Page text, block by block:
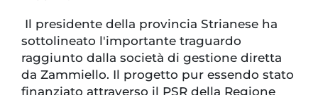
Il presidente della provincia Strianese ha
sottolineato l'importante traguardo
raggiunto dalla società di gestione diretta
da Zammiello. Il progetto pur essendo stato
finanziato attraverso il PSR della Regione